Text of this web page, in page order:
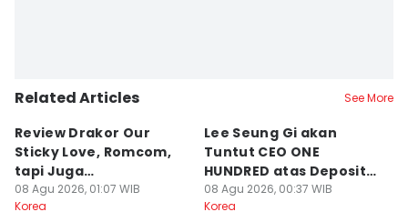
Related Articles See More
Review Drakor Our
Sticky Love, Romcom,
tapi Juga
Menegangkan!
08 Agu 2026, 01:07 WIB
Korea
Lee Seung Gi akan
Tuntut CEO ONE
HUNDRED atas Deposit
Rumah Rp132 M
08 Agu 2026, 00:37 WIB
Korea